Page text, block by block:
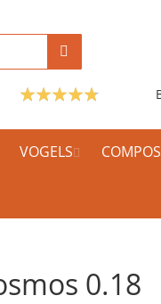
VOGELS
0.18